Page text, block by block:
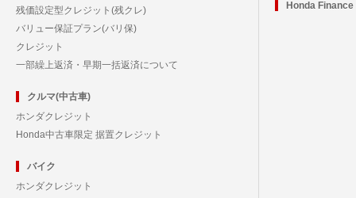
残価設定型クレジット(残クレ)
バリュー保証プラン(バリ保)
クレジット
一部繰上返済・早期一括返済について
クルマ(中古車)
ホンダクレジット
Honda中古車限定 据置クレジット
バイク
ホンダクレジット
Honda Finance